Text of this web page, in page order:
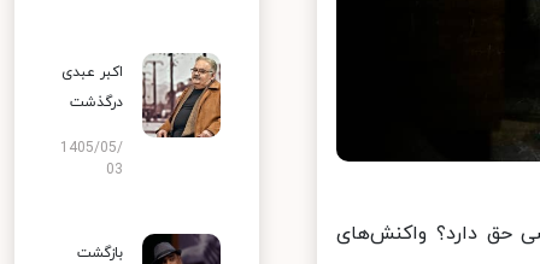
دارد؟ واکنش‌های
اکبر عبدی
درگذشت
1405/05/
03
بازگشت